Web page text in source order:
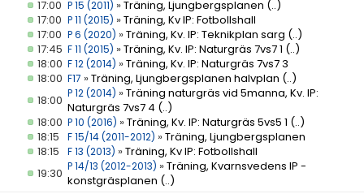
17:00 P 15 (2011) »Träning, Ljungbergsplanen (..)
17:00 P 11 (2015) »Träning, Kv IP: Fotbollshall
17:00 P 6 (2020) »Träning, Kv. IP: Teknikplan sarg (..)
17:45 F 11 (2015) »Träning, Kv. IP: Naturgräs 7vs7 1 (..)
18:00 F 12 (2014) »Träning, Kv. IP: Naturgräs 7vs7 3
18:00 F17 »Träning, Ljungbergsplanen halvplan (..)
18:00 P 12 (2014) »Träning naturgräs vid 5manna, Kv. IP:
Naturgräs 7vs7 4 (..)
18:00 P 10 (2016) »Träning, Kv. IP: Naturgräs 5vs5 1 (..)
18:15
F 15/14 (2011-2012) »Träning, Ljungbergsplanen
18:15
F 13 (2013) »Träning, Kv IP: Fotbollshall
19:30 P 14/13 (2012-2013) »Träning, Kvarnsvedens IP -
konstgräsplanen (..)